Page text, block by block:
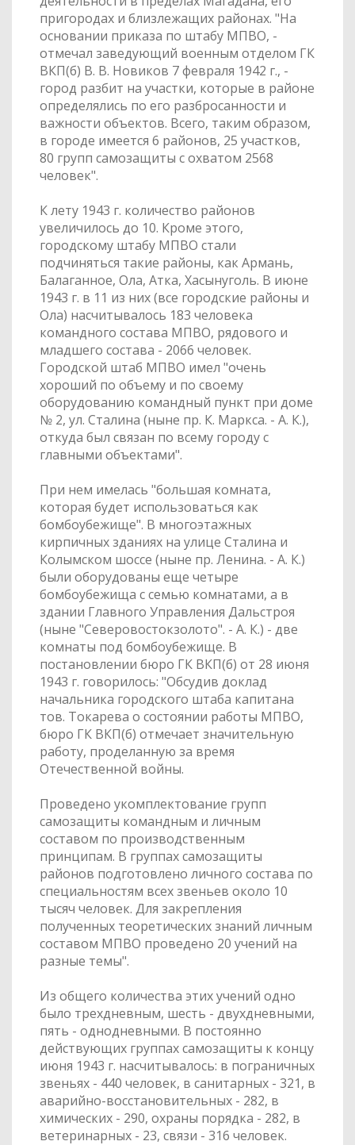
пригородах и близлежащих районах. "На
основании приказа по штабу МПВО, -
отмечал заведующий военным отделом ГК
ВКП(б) В. В. Новиков 7 февраля 1942 г., -
город разбит на участки, которые в районе
определялись по его разбросанности и
важности объектов. Всего, таким образом,
в городе имеется 6 районов, 25 участков,
80 групп самозащиты с охватом 2568
человек".
К лету 1943 г. количество районов
увеличилось до 10. Кроме этого,
городскому штабу МПВО стали
подчиняться такие районы, как Армань,
Балаганное, Ола, Атка, Хасынуголь. В июне
1943 г. в 11 из них (все городские районы и
Ола) насчитывалось 183 человека
командного состава МПВО, рядового и
младшего состава - 2066 человек.
Городской штаб МПВО имел "очень
хороший по объему и по своему
оборудованию командный пункт при доме
№ 2, ул. Сталина (ныне пр. К. Маркса. - А. К.),
откуда был связан по всему городу с
главными объектами".
При нем имелась "большая комната,
которая будет использоваться как
бомбоубежище". В многоэтажных
кирпичных зданиях на улице Сталина и
Колымском шоссе (ныне пр. Ленина. - А. К.)
были оборудованы еще четыре
бомбоубежища с семью комнатами, а в
здании Главного Управления Дальстроя
(ныне "Северовостокзолото". - А. К.) - две
комнаты под бомбоубежище. В
постановлении бюро ГК ВКП(б) от 28 июня
1943 г. говорилось: "Обсудив доклад
начальника городского штаба капитана
тов. Токарева о состоянии работы МПВО,
бюро ГК ВКП(б) отмечает значительную
работу, проделанную за время
Отечественной войны.
Проведено укомплектование групп
самозащиты командным и личным
составом по производственным
принципам. В группах самозащиты
районов подготовлено личного состава по
специальностям всех звеньев около 10
тысяч человек. Для закрепления
полученных теоретических знаний личным
составом МПВО проведено 20 учений на
разные темы".
Из общего количества этих учений одно
было трехдневным, шесть - двухдневными,
пять - однодневными. В постоянно
действующих группах самозащиты к концу
июня 1943 г. насчитывалось: в пограничных
звеньях - 440 человек, в санитарных - 321, в
аварийно-восстановительных - 282, в
химических - 290, охраны порядка - 282, в
ветеринарных - 23, связи - 316 человек.